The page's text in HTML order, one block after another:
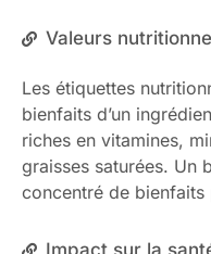
Valeurs
Les étiquettes
bienfaits d’un
riches en vitamines,
graisses saturées. Un
concentré de bienfaits
Impact sur la